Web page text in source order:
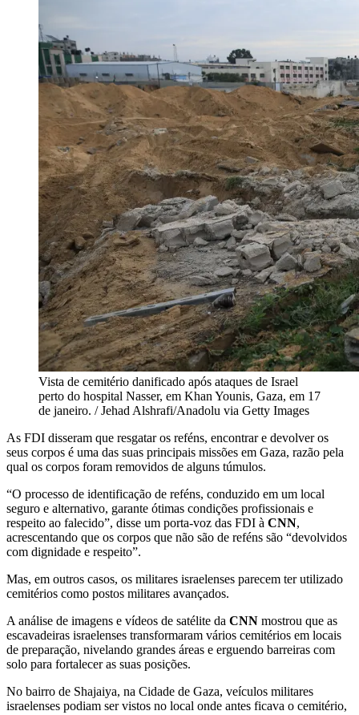
Vista de cemitério danificado após ataques de Israel
perto do hospital Nasser, em Khan Younis, Gaza, em 17
de janeiro. / Jehad Alshrafi/Anadolu via Getty Images
As FDI disseram que resgatar os reféns, encontrar e devolver os
seus corpos é uma das suas principais missões em Gaza, razão pela
qual os corpos foram removidos de alguns túmulos.
“O processo de identificação de reféns, conduzido em um local
seguro e alternativo, garante ótimas condições profissionais e
respeito ao falecido”, disse um porta-voz das FDI à CNN,
acrescentando que os corpos que não são de reféns são “devolvidos
com dignidade e respeito”.
Mas, em outros casos, os militares israelenses parecem ter utilizado
cemitérios como postos militares avançados.
A análise de imagens e vídeos de satélite da CNN mostrou que as
escavadeiras israelenses transformaram vários cemitérios em locais
de preparação, nivelando grandes áreas e erguendo barreiras com
solo para fortalecer as suas posições.
No bairro de Shajaiya, na Cidade de Gaza, veículos militares
israelenses podiam ser vistos no local onde antes ficava o cemitério,